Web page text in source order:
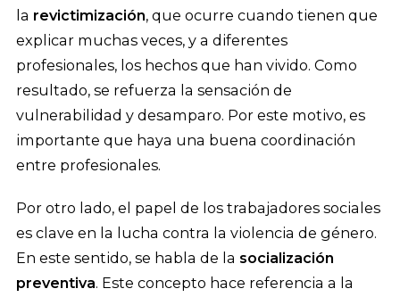
la revictimización, que ocurre cuando tienen que
explicar muchas veces, y a diferentes
profesionales, los hechos que han vivido. Como
resultado, se refuerza la sensación de
vulnerabilidad y desamparo. Por este motivo, es
importante que haya una buena coordinación
entre profesionales.
Por otro lado, el papel de los trabajadores sociales
es clave en la lucha contra la violencia de género.
En este sentido, se habla de la socialización
preventiva. Este concepto hace referencia a la